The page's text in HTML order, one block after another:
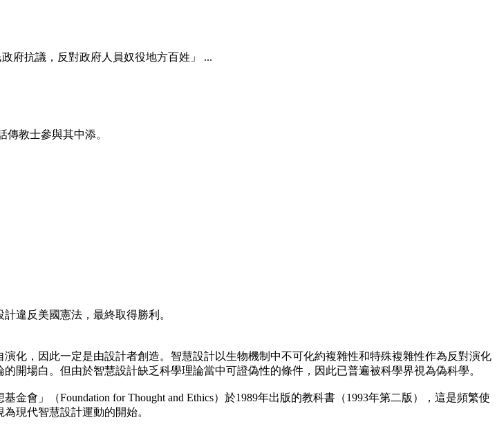
府抗議，反對政府人員奴役地方百姓」 ...
教士參與其中添。
違反美國憲法，最終取得勝利。
演化，因此一定是由設計者創造。智慧設計以生物機制中不可化約複雜性和特殊複雜性作為反對演化
開場白。但由於智慧設計缺乏科學理論當中可證偽性的條件，因此已普遍被科學界視為偽科學。
金會」（Foundation for Thought and Ethics）於1989年出版的教科書（1993年第二版），這是頻繁使
現代智慧設計運動的開始。